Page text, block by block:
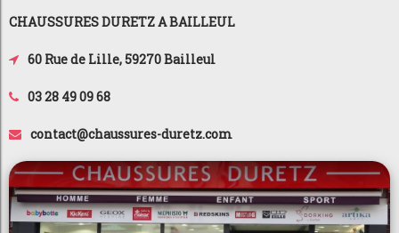
CHAUSSURES DURETZ A BAILLEUL
60 Rue de Lille, 59270 Bailleul
03 28 49 09 68
contact@chaussures-duretz.com